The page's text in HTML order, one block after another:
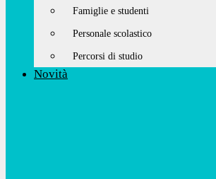
Famiglie e studenti
Personale scolastico
Percorsi di studio
Novità